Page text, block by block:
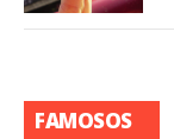
FAMOSOS